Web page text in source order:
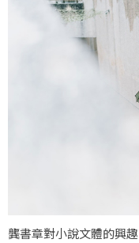
龔書章對小說文體的興